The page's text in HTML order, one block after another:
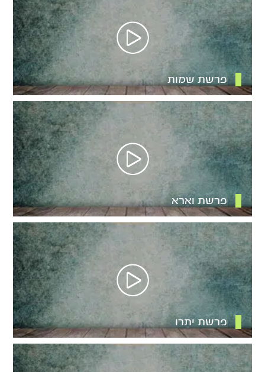
פרשת שמות
פרשת וארא
פרשת יתרו